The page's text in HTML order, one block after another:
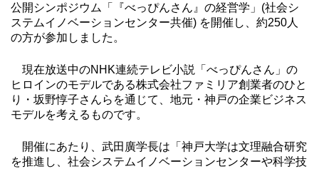
公開シンポジウム「『べっぴんさん』の経営学」(社会シ
ステムイノベーションセンター共催) を開催し、約250人
の方が参加しました。
現在放送中のNHK連続テレビ小説「べっぴんさん」の
ヒロインのモデルである株式会社ファミリア創業者のひと
り・坂野惇子さんらを通じて、地元・神戸の企業ビジネス
モデルを考えるものです。
開催にあたり、武田廣学長は「神戸大学は文理融合研究
を推進し、社会システムイノベーションセンターや科学技